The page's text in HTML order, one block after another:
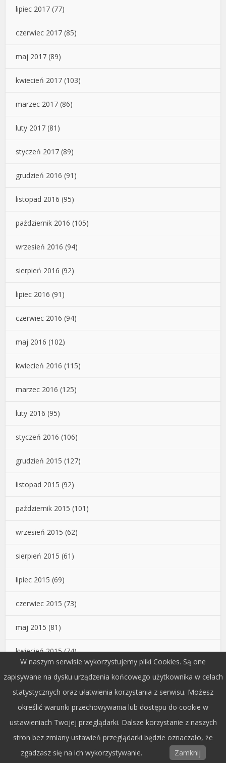
lipiec 2017 (77)
czerwiec 2017 (85)
maj 2017 (89)
kwiecień 2017 (103)
marzec 2017 (86)
luty 2017 (81)
styczeń 2017 (89)
grudzień 2016 (91)
listopad 2016 (95)
październik 2016 (105)
wrzesień 2016 (94)
sierpień 2016 (92)
lipiec 2016 (91)
czerwiec 2016 (94)
maj 2016 (102)
kwiecień 2016 (115)
marzec 2016 (125)
luty 2016 (95)
styczeń 2016 (106)
grudzień 2015 (127)
listopad 2015 (92)
październik 2015 (101)
wrzesień 2015 (62)
sierpień 2015 (61)
lipiec 2015 (69)
czerwiec 2015 (73)
maj 2015 (81)
kwiecień 2015(74)
marzec 2015(95)
luty 2015 (19)
Popularne artykuły
W naszym serwisie wykorzystujemy pliki Cookies. Są one
zapisywane na dysku urządzenia końcowego użytkownika w celach
statystycznych oraz ułatwienia korzystania z serwisu. Możesz
określić warunki przechowywania lub dostępu do cookie w
ustawieniach Twojej przeglądarki. Dalsze korzystanie z naszych
stron bez zmiany ustawień przeglądarki będzie oznaczało, że
zgadzasz się na ich wykorzystywanie.
Zamknij